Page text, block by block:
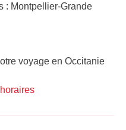
: Montpellier-Grande
voyage en Occitanie